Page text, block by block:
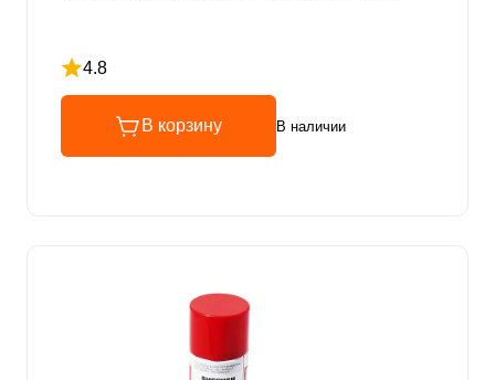
4.8
Рейтинг 4.8 из 5
В корзину В наличии